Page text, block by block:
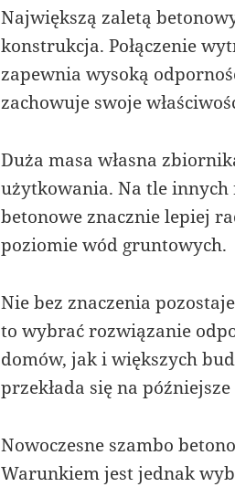
Największą zaletą
konstrukcja. Połączenie
zapewnia wysoką
zachowuje swoje
Duża masa własna
użytkowania. Na tle
betonowe znacznie lepiej
poziomie wód gruntowych.
Nie bez znaczenia
to wybrać rozwiązanie
domów, jak i większych
przekłada się na
Nowoczesne szambo
Warunkiem jest jednak